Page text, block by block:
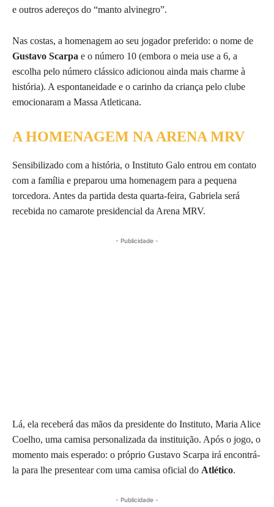
e outros adereços do “manto alvinegro”.
Nas costas, a homenagem ao seu jogador preferido: o nome de
Gustavo Scarpa e o número 10 (embora o meia use a 6, a
escolha pelo número clássico adicionou ainda mais charme à
história). A espontaneidade e o carinho da criança pelo clube
emocionaram a Massa Atleticana.
A HOMENAGEM NA ARENA MRV
Sensibilizado com a história, o Instituto Galo entrou em contato
com a família e preparou uma homenagem para a pequena
torcedora. Antes da partida desta quarta-feira, Gabriela será
recebida no camarote presidencial da Arena MRV.
- Publicidade -
Lá, ela receberá das mãos da presidente do Instituto, Maria Alice
Coelho, uma camisa personalizada da instituição. Após o jogo, o
momento mais esperado: o próprio Gustavo Scarpa irá encontrá-
la para lhe presentear com uma camisa oficial do Atlético.
- Publicidade -